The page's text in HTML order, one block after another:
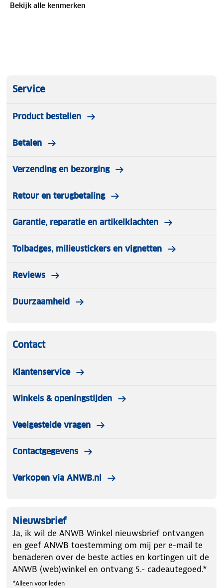
Bekijk alle kenmerken
Service
Product bestellen
Betalen
Verzending en bezorging
Retour en terugbetaling
Garantie, reparatie en artikelklachten
Tolbadges, milieustickers en vignetten
Reviews
Duurzaamheid
Contact
Klantenservice
Winkels & openingstijden
Veelgestelde vragen
Contactgegevens
Verkopen via ANWB.nl
Nieuwsbrief
Ja, ik wil de ANWB Winkel nieuwsbrief ontvangen
en geef ANWB toestemming om mij per e-mail te
benaderen over de beste acties en kortingen uit de
ANWB (web)winkel en ontvang 5.- cadeautegoed.*
*Alleen voor leden